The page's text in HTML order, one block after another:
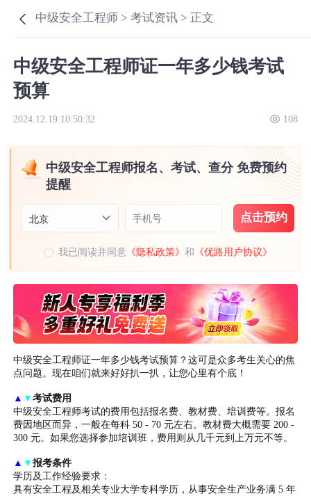
中级安全工程师 >考试资讯 > 正文
中级安全工程师证一年多少钱考试
预算
2024.12.19 10:50:32 108
中级安全工程师报名、考试、查分 免费预约
提醒
北京 手机号 点击预约
我已阅读并同意 《隐私政策》和 《优路用户协议》
中级安全工程师证一年多少钱考试预算？这可是众多考生关心的焦
点问题。现在咱们就来好好扒一扒，让您心里有个底！
▲ ▼考试费用
中级安全工程师考试的费用包括报名费、教材费、培训费等。报名
费因地区而异，一般在每科 50 - 70 元左右。教材费大概需要 200 -
300 元。如果您选择参加培训班，费用则从几千元到上万元不等。
▲ ▼报考条件
学历及工作经验要求：
具有安全工程及相关专业大学专科学历，从事安全生产业务满 5 年